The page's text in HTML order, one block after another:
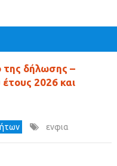
της δήλωσης –
2026 και
ενφια